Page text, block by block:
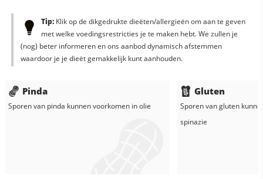
Tip:Klik op de dikgedrukte dieëten/allergieën om aan te geven
met welke voedingsrestricties je te maken hebt. We zullen je
(nog) beter informeren en ons aanbod dynamisch afstemmen
waardoor je je dieët gemakkelijk kunt aanhouden.
Pinda
Sporen van pinda kunnen voorkomen inolie
Gluten
Sporen van gluten
spinazie